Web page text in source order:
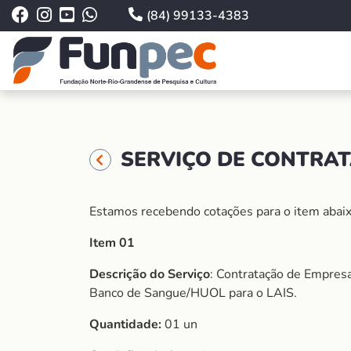
(84) 99133-4383
SERVIÇO DE
Estamos recebendo cotações para o item
Item 01
Descrição do Serviço: Contratação de
Banco de Sangue/HUOL para o LAIS.
Quantidade:01 un